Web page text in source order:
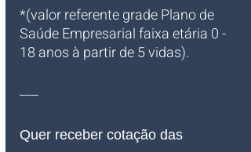
*(valor referente grade Plano de
Saúde Empresarial faixa etária 0 -
18 anos à partir de 5 vidas).
___
Quer receber cotação das